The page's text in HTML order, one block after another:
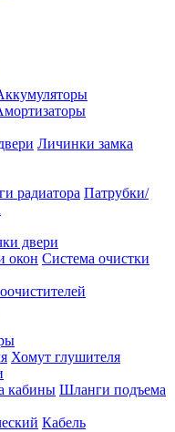
Личинки замка
Патрубки/
двери
Система очистки
Хомут глушителя
Шланги подъема
Кабель